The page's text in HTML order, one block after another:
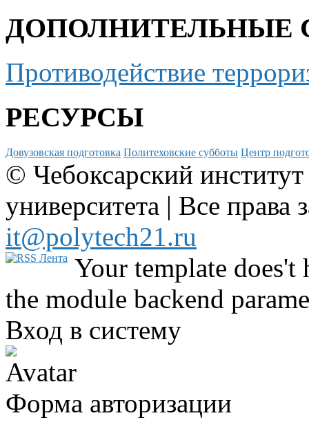
ДОПОЛНИТЕЛЬНЫЕ
Противодействие
РЕСУРСЫ
Довузовская подготовка Политеховские субботы Центр
© Чебоксарский
университета | Все
it@polytech21.ru
Your template
the module backend
Вход в систему
Форма авторизации